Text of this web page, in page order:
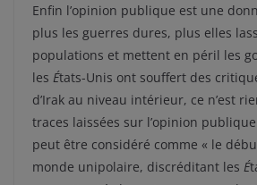
Enfin l’opinion publique est une
plus les guerres dures, plus elles
populations et mettent en péril les
les États-Unis ont souffert des
d’Irak au niveau intérieur, ce n’est
traces laissées sur l’opinion
peut être considéré comme « le
monde unipolaire, discréditant les É